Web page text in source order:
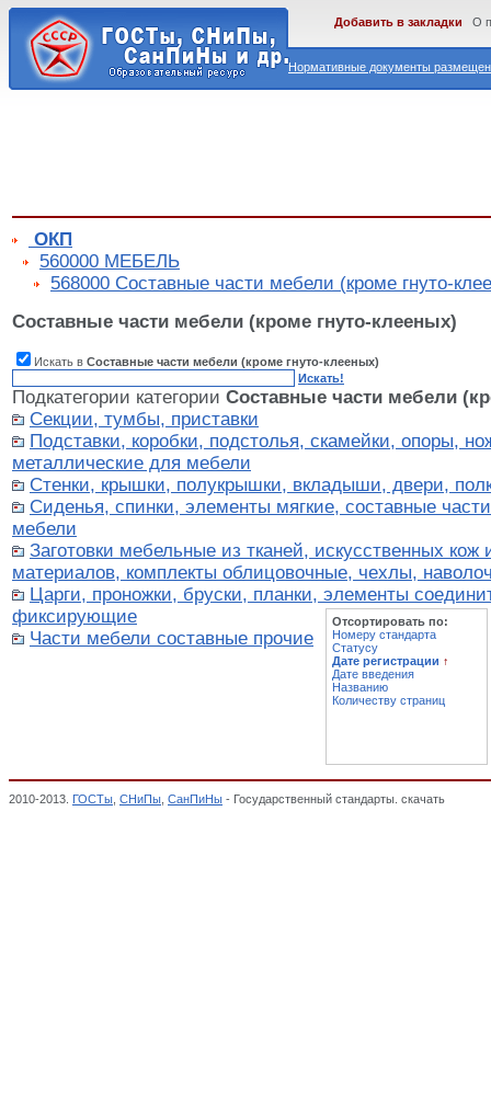
Нормативные документы
Добавить в закладки О
ОКП
560000 МЕБЕЛЬ
568000 Составные части мебели (кроме гнуто-
Составные части мебели (кроме гнуто-клееных)
Искать в Составные части мебели (кроме гнуто-клееных)
Искать!
Подкатегории категории Составные части мебели
Секции, тумбы, приставки
Подставки, коробки, подстолья, скамейки, опоры,
металлические для мебели
Стенки, крышки, полукрышки, вкладыши, двери,
Сиденья, спинки, элементы мягкие, составные
мебели
Заготовки мебельные из тканей, искусственных кож
материалов, комплекты облицовочные, чехлы,
Царги, проножки, бруски, планки, элементы
фиксирующие
Части мебели составные прочие
Отсортировать по:
Номеру стандарта
Статусу
Дате регистрации ↑
Дате введения
Названию
Количеству страниц
2010-2013. ГОСТы СНиПы СанПиНы - Государственный стандарты. скачать